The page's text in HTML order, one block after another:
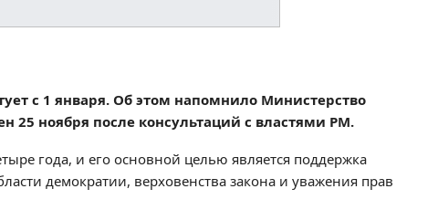
с 1 января. Об этом напомнило Министерство
25 ноября после консультаций с властями РМ.
года, и его основной целью является поддержка
демократии, верховенства закона и уважения прав